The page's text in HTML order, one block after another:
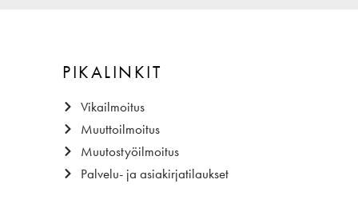
PIKALINKIT
Vikailmoitus
Muuttoilmoitus
Muutostyöilmoitus
Palvelu- ja asiakirjatilaukset